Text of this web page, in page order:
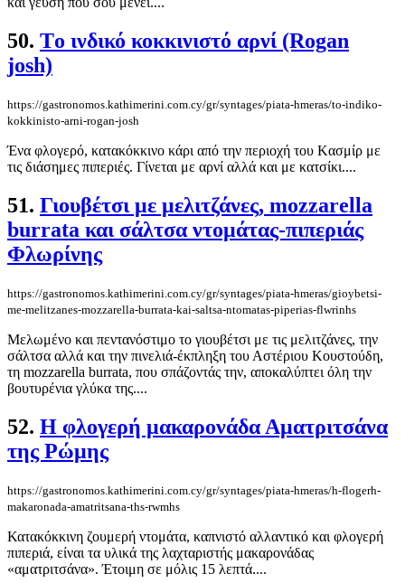
50. Tο ινδικό κοκκινιστό αρνί (Rogan
josh)
https://gastronomos.kathimerini.com.cy/gr/syntages/piata-hmeras/to-indiko-
kokkinisto-arni-rogan-josh
Ένα φλογερό, κατακόκκινο κάρι από την περιοχή του Kασμίρ με
τις διάσημες πιπεριές. Γίνεται με αρνί αλλά και με κατσίκι....
51. Γιουβέτσι με μελιτζάνες, mozzarella
burrata και σάλτσα ντομάτας-πιπεριάς
Φλωρίνης
https://gastronomos.kathimerini.com.cy/gr/syntages/piata-hmeras/gioybetsi-
me-melitzanes-mozzarella-burrata-kai-saltsa-ntomatas-piperias-flwrinhs
Μελωμένο και πεντανόστιμο το γιουβέτσι με τις μελιτζάνες, την
σάλτσα αλλά και την πινελιά-έκπληξη του Αστέριου Κουστούδη,
τη mozzarella burrata, που σπάζοντάς την, αποκαλύπτει όλη την
βουτυρένια γλύκα της....
52. H φλογερή μακαρονάδα Αματριτσάνα
της Ρώμης
https://gastronomos.kathimerini.com.cy/gr/syntages/piata-hmeras/h-flogerh-
makaronada-amatritsana-ths-rwmhs
Κατακόκκινη ζουμερή ντομάτα, καπνιστό αλλαντικό και φλογερή
πιπεριά, είναι τα υλικά της λαχταριστής μακαρονάδας
«αματριτσάνα». Έτοιμη σε μόλις 15 λεπτά....